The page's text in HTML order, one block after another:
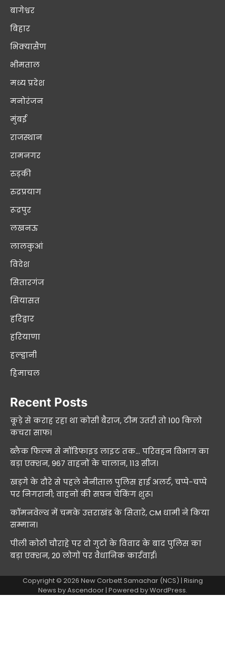
बागेश्वर
बिहार
भिक्यासैण
भीमताल
मध्य प्रदेश
मनोरंजन
मुंबई
राजस्थान
रामनगर
रुड़की
रुद्रप्रयाग
रूद्रपुर
लखनऊ
लालकुआं
विदेश
सितारगंज
सियासत
हरिद्वार
हरियाणा
हल्द्वानी
हिमाचल
Recent Posts
कूड़े से कराह रहा था कोसी बैराज, टीम उतरी तो 100 किलो
कचरा साफ।
ब्लैक फिल्म से मॉडिफाइड लाइट तक… परिवहन विभाग का
बड़ा एक्शन, 967 वाहनों के चालान, 113 सीज।
खड़गे के दौरे से पहले नैनीताल पुलिस हाई अलर्ट, चप्पे-चप्पे
पर निगरानी; वाहनों की सघन चेकिंग शुरू।
कॉमनवेल्थ में चमके उत्तराखंड के सितारे, CM धामी ने किया
सम्मान।
पीली कोठी चौराहे पर दो गुटों के विवाद के बाद पुलिस का
बड़ा एक्शन, 20 लोगों पर वैधानिक कार्रवाई।
Copyright © 2026 New Corbett Samachar (NCS) | Rising
News byAscendoor| Powered byWordPress.